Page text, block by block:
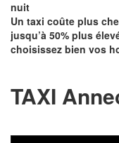
nuit
Un taxi coûte plus
jusqu’à 50% plus
choisissez bien vos
TAXI